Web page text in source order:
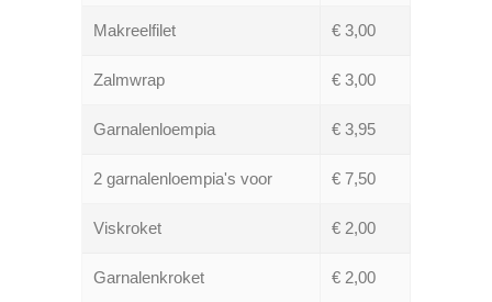
Makreelfilet € 3,00
Zalmwrap € 3,00
Garnalenloempia € 3,95
2 garnalenloempia's voor € 7,50
Viskroket € 2,00
Garnalenkroket € 2,00